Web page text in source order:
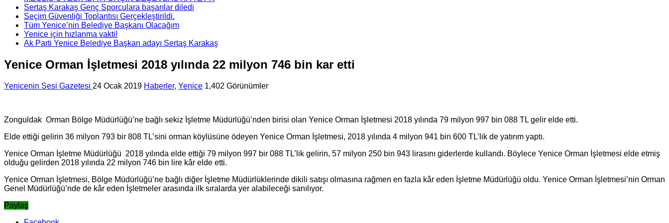
Sertaş Karakaş Genç Sporculara başarılar diledi
Seçim Güvenliği Toplantısı Gerçekleştirildi.
Tüm Yenice’nin Belediye Başkanı Olacağım
Yenice için hızlanma vakti!
Ak Parti Yenice Belediye Başkan adayı Sertaş Karakaş
Yenice Orman İşletmesi 2018 yılında 22 milyon 746 bin kar etti
Yenicenin Sesi Gazetesi 24 Ocak 2019 Haberler, Yenice 1,402 Görünümler
Zonguldak Orman Bölge Müdürlüğü’ne bağlı sekiz İşletme Müdürlüğü’nden birisi olan Yenice Orman İşletmesi 2018 yılında 79 milyon 997 bin 088 TL gelir elde etti.
Elde ettiği gelirin 36 milyon 793 bir 808 TL’sini orman köylüsüne ödeyen Yenice Orman İşletmesi, 2018 yılında 4 milyon 941 bin 600 TL’lik de yatırım yaptı.
Yenice Orman İşletme Müdürlüğü 2018 yılında elde ettiği 79 milyon 997 bir 088 TL’lik gelirin, 57 milyon 250 bin 943 lirasını giderlerde kullandı. Böylece Yenice Orman İşletmesi elde etmiş
olduğu gelirden 2018 yılında 22 milyon 746 bin lire kâr elde etti.
Yenice Orman İşletmesi, Bölge Müdürlüğü’ne bağlı diğer İşletme Müdürlüklerinde dikili satışı olmasına rağmen en fazla kâr eden İşletme Müdürlüğü oldu. Yenice Orman İşletmesi’nin Orman
Genel Müdürlüğü’nde de kâr eden İşletmeler arasında ilk sıralarda yer alabileceği sanılıyor.
Paylaş